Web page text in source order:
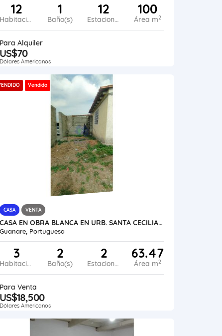
12
Habitaciones
1
Baño(s)
12
Estacionamiento
100
Área m2
Para Alquiler
US$70
Dólares Americanos
Vendido
CASA VENTA
CASA EN OBRA BLANCA EN URB. SANTA CECILIA I VE21-281SC-LFER
Guanare, Portuguesa
3
Habitaciones
2
Baño(s)
2
Estacionamiento
63.47
Área m2
Para Venta
US$18,500
Dólares Americanos